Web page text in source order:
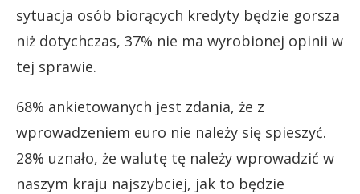
sytuacja osób biorących kredyty będzie gorsza
niż dotychczas, 37% nie ma wyrobionej opinii w
tej sprawie.
68% ankietowanych jest zdania, że z
wprowadzeniem euro nie należy się spieszyć.
28% uznało, że walutę tę należy wprowadzić w
naszym kraju najszybciej, jak to będzie